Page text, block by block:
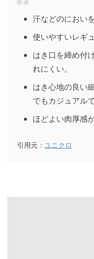
汗などのにおい
使いやすいレギ
はき口を締め付
れにくい。
はき心地の良い
でもカジュアル
ほどよい肉厚感
引用元： ユニクロ